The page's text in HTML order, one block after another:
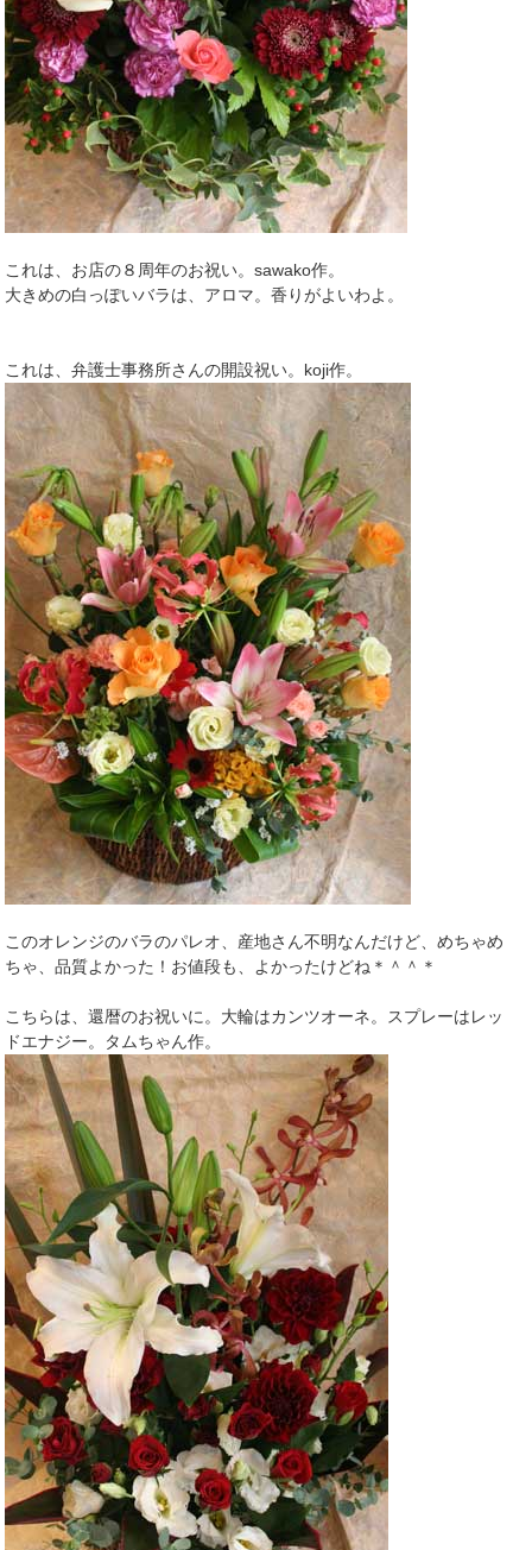
これは、お店の８周年のお祝い。sawako作。
大きめの白っぽいバラは、アロマ。香りがよいわよ。
これは、弁護士事務所さんの開設祝い。koji作。
このオレンジのバラのパレオ、産地さん不明なんだけど、めちゃめ
ちゃ、品質よかった！お値段も、よかったけどね＊＾＾＊
こちらは、還暦のお祝いに。大輪はカンツオーネ。スプレーはレッ
ドエナジー。タムちゃん作。